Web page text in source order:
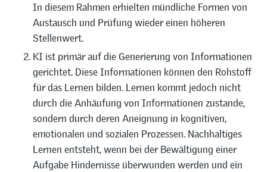
In diesem Rahmen erhielten mündliche Formen von
Austausch und Prüfung wieder einen höheren
Stellenwert.
KI ist primär auf die Generierung von Informationen
gerichtet. Diese Informationen können den Rohstoff
für das Lernen bilden. Lernen kommt jedoch nicht
durch die Anhäufung von Informationen zustande,
sondern durch deren Aneignung in kognitiven,
emotionalen und sozialen Prozessen. Nachhaltiges
Lernen entsteht, wenn bei der Bewältigung einer
Aufgabe Hindernisse überwunden werden und ein